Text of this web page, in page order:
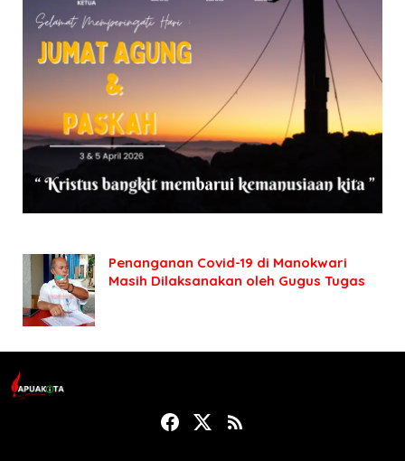
Penanganan Covid-19 di Manokwari
Masih Dilaksanakan oleh Gugus Tugas